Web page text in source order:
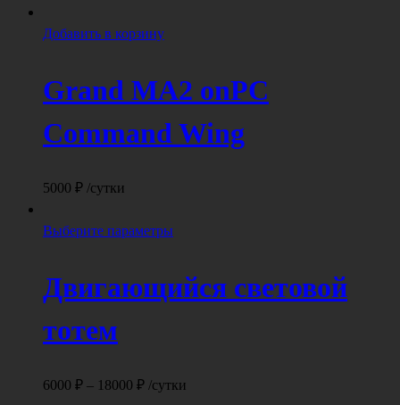
Добавить в корзину
Grand MA2 onPC
Command Wing
5000 ₽ /сутки
Выберите параметрыЭтот
несколько
выбрать
Двигающийся световой
тотем
6000 ₽ – 18000 ₽Диапазон
/сутки